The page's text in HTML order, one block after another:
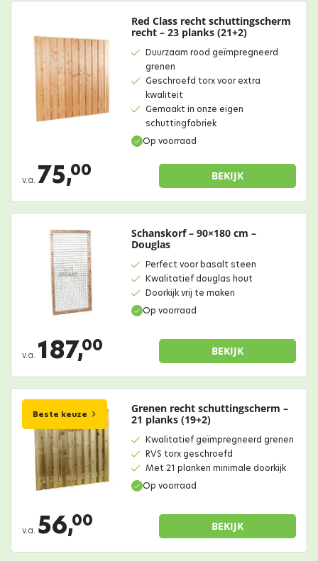
Op voorraad
Red Class recht schuttingscherm
recht – 23 planks (21+2)
Duurzaam rood geïmpregneerd
grenen
Geschroefd torx voor extra
kwaliteit
Gemaakt in onze eigen
schuttingfabriek
v.a. 75,00 BEKIJK
Op voorraad
Schanskorf – 90×180 cm –
Douglas
Perfect voor basalt steen
Kwalitatief douglas hout
Doorkijk vrij te maken
v.a. 187,00 BEKIJK
Beste keuze
Op voorraad
Grenen recht schuttingscherm –
21 planks (19+2)
Kwalitatief geïmpregneerd grenen
RVS torx geschroefd
Met 21 planken minimale doorkijk
v.a. 56,00 BEKIJK